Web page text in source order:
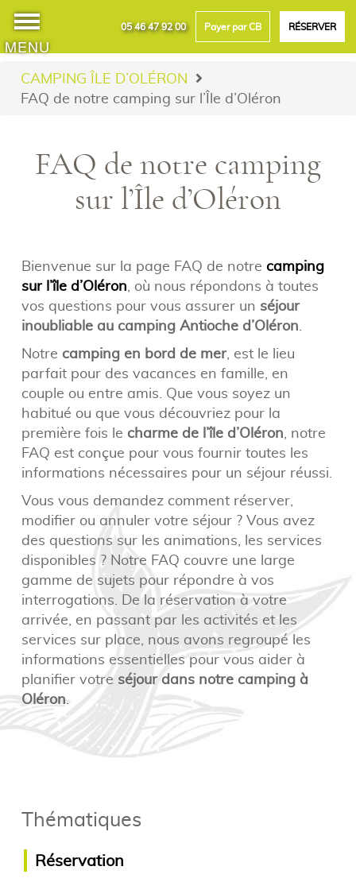
MENU
05 46 47 92 00 Payer par CB RÉSERVER
CAMPING ÎLE D’OLÉRON
FAQ de notre camping sur l’Île d’Oléron
FAQ de notre camping
sur l’Île d’Oléron
Bienvenue sur la page FAQ de notre camping
sur l’île d’Oléron, où nous répondons à toutes
vos questions pour vous assurer un séjour
inoubliable au camping Antioche d’Oléron.
Notre camping en bord de mer, est le lieu
parfait pour des vacances en famille, en
couple ou entre amis. Que vous soyez un
habitué ou que vous découvriez pour la
première fois le charme de l’île d’Oléron, notre
FAQ est conçue pour vous fournir toutes les
informations nécessaires pour un séjour réussi.
Vous vous demandez comment réserver,
modifier ou annuler votre séjour ? Vous avez
des questions sur les animations, les services
disponibles ? Notre FAQ couvre une large
gamme de sujets pour répondre à vos
interrogations. De la réservation à votre
arrivée, en passant par les activités et les
services sur place, nous avons regroupé les
informations essentielles pour vous aider à
planifier votre séjour dans notre camping à
Oléron.
Thématiques
Réservation